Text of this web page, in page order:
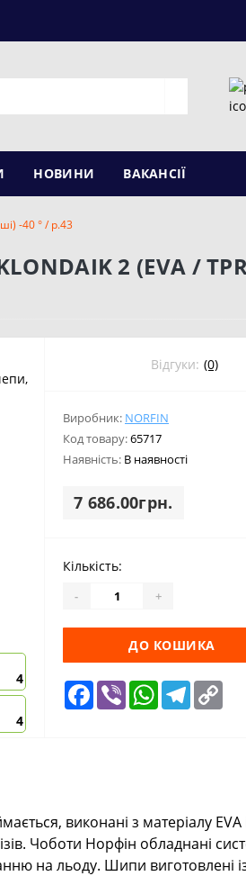
НОВИНИ ВАКАНСІЇ
-40 ° / р.43
2 (EVA /
4
4
Відгуки: (0)
Виробник: NORFIN
Код товару:65717
Наявність: В наявності
7 686.00грн.
Кількість:
- +
ДО КОШИКА
Facebook
Viber WhatsApp
Telegram
виконані з матеріалу
Чоботи Норфін обладнані
на льоду. Шипи виготовлені